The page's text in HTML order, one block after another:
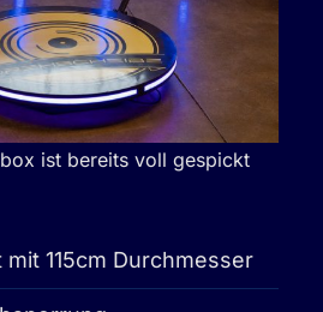
ist bereits voll gespickt
mit 115cm Durchmesser